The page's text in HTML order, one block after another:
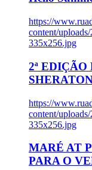
https://
content/
335x256.jpg
2ª EDIÇÃO
https://
content/
335x256.jpg
MARÉ AT
PARA O